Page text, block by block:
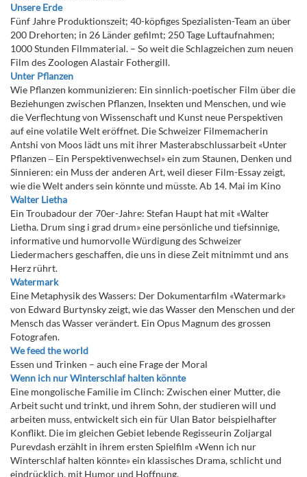
Unsere Erde
Fünf Jahre Produktionszeit; 40-köpfiges Spezialisten-Team an über
200 Drehorten; in 26 Länder gefilmt; 250 Tage Luftaufnahmen;
1000 Stunden Filmmaterial. – So weit die Schlagzeichen zum neuen
Film des Zoologen Alastair Fothergill.
Unter Pflanzen
Wie Pflanzen kommunizieren: Ein sinnlich-poetischer Film über die
Beziehungen zwischen Pflanzen, Insekten und Menschen, und wie
die Verflechtung von Wissenschaft und Kunst neue Perspektiven
auf eine volatile Welt eröffnet. Die Schweizer Filmemacherin
Antshi von Moos lädt uns mit ihrer Masterabschlussarbeit «Unter
Pflanzen ‒ Ein Perspektivenwechsel» ein zum Staunen, Denken und
Sinnieren: ein Muss der anderen Art, weil dieser Film-Essay zeigt,
wie die Welt anders sein könnte und müsste. Ab 14. Mai im Kino
Walter Lietha
Ein Troubadour der 70er-Jahre: Stefan Haupt hat mit «Walter
Lietha. Drum sing i grad drum» eine persönliche und tiefsinnige,
informative und humorvolle Würdigung des Schweizer
Liedermachers geschaffen, die uns in diese Zeit mitnimmt und ans
Herz rührt.
Watermark
Eine Metaphysik des Wassers: Der Dokumentarfilm «Watermark»
von Edward Burtynsky zeigt, wie das Wasser den Menschen und der
Mensch das Wasser verändert. Ein Opus Magnum des grossen
Fotografen.
We feed the world
Essen und Trinken – auch eine Frage der Moral
Wenn ich nur Winterschlaf halten könnte
Eine mongolische Familie im Clinch: Zwischen einer Mutter, die
Arbeit sucht und trinkt, und ihrem Sohn, der studieren will und
arbeiten muss, entwickelt sich ein für Ulan Bator beispielhafter
Konflikt. Die im gleichen Gebiet lebende Regisseurin Zoljargal
Purevdash erzählt in ihrem ersten Spielfilm «Wenn ich nur
Winterschlaf halten könnte» ein klassisches Drama, schlicht und
eindrücklich, mit Humor und Hoffnung.